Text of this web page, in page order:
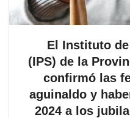
El Instituto
(IPS) de la
confirmó las
aguinaldo y
2024 a los